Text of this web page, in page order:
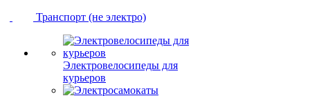
Транспорт (не электро)
Электровелосипеды для
курьеров